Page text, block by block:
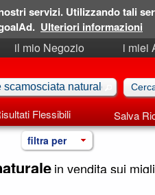
il mio Negozio
i miei
Flessibili Salva
filtra per
in vendita sui
servizi. Utilizzando tali
Ulteriori informazioni